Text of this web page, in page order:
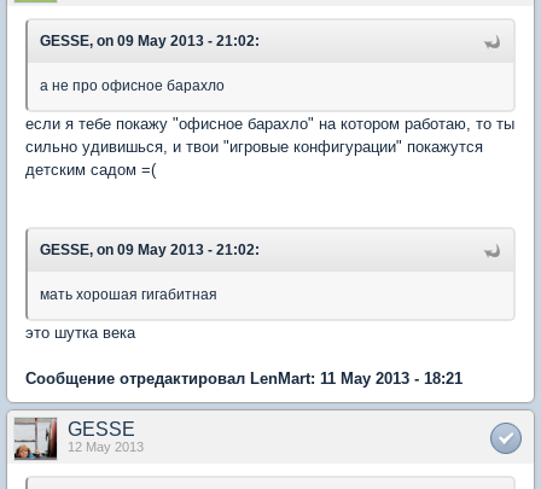
GESSE, on 09 May 2013 - 21:02:
а не про офисное барахло
если я тебе покажу "офисное барахло" на котором работаю, то ты
сильно удивишься, и твои "игровые конфигурации" покажутся
детским садом =(
GESSE, on 09 May 2013 - 21:02:
мать хорошая гигабитная
это шутка века
Сообщение отредактировал LenMart: 11 May 2013 - 18:21
GESSE
12 May 2013